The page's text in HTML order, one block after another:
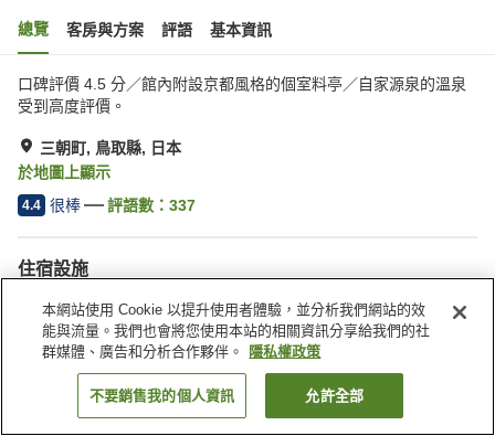
總覽 客房與方案 評語 基本資訊
口碑評價 4.5 分／館內附設京都風格的個室料亭／自家源泉的溫泉
受到高度評價。
三朝町, 鳥取縣, 日本
於地圖上顯示
4.4 很棒 評語數： 337
住宿設施
停車場
餐廳
私人餐廳
休息室
找客房
本網站使用 Cookie 以提升使用者體驗，並分析我們網站的效
能與流量。我們也會將您使用本站的相關資訊分享給我們的社
群媒體、廣告和分析合作夥伴。
隱私權政策
不要銷售我的個人資訊 允許全部